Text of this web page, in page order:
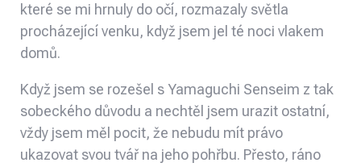
které se mi hrnuly do očí, rozmazaly světla
procházející venku, když jsem jel té noci vlakem
domů.
Když jsem se rozešel s Yamaguchi Senseim z tak
sobeckého důvodu a nechtěl jsem urazit ostatní,
vždy jsem měl pocit, že nebudu mít právo
ukazovat svou tvář na jeho pohřbu. Přesto, ráno